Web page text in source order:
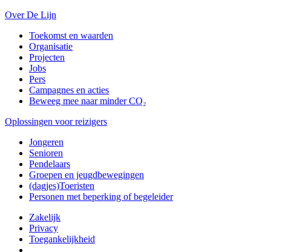
Over De Lijn
Toekomst en waarden
Organisatie
Projecten
Jobs
Pers
Campagnes en acties
Beweeg mee naar minder CO₂
Oplossingen voor reizigers
Jongeren
Senioren
Pendelaars
Groepen en jeugdbewegingen
(dagjes)Toeristen
Personen met beperking of begeleider
Zakelijk
Privacy
Toegankelijkheid